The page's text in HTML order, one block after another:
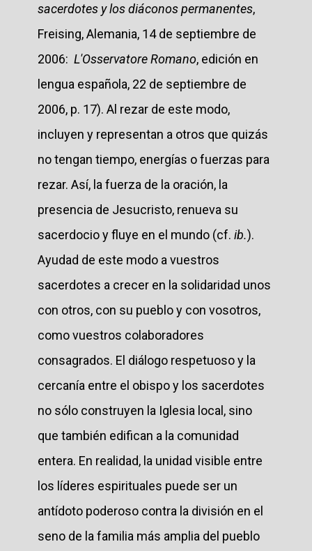
sacerdotes y los diáconos permanentes,
Freising, Alemania, 14 de septiembre de
2006: L'Osservatore Romano, edición en
lengua española, 22 de septiembre de
2006, p. 17). Al rezar de este modo,
incluyen y representan a otros que quizás
no tengan tiempo, energías o fuerzas para
rezar. Así, la fuerza de la oración, la
presencia de Jesucristo, renueva su
sacerdocio y fluye en el mundo (cf. ib.).
Ayudad de este modo a vuestros
sacerdotes a crecer en la solidaridad unos
con otros, con su pueblo y con vosotros,
como vuestros colaboradores
consagrados. El diálogo respetuoso y la
cercanía entre el obispo y los sacerdotes
no sólo construyen la Iglesia local, sino
que también edifican a la comunidad
entera. En realidad, la unidad visible entre
los líderes espirituales puede ser un
antídoto poderoso contra la división en el
seno de la familia más amplia del pueblo